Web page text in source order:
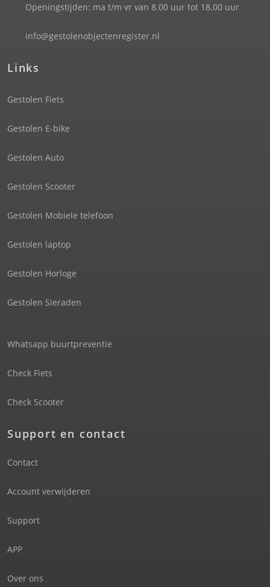
Openingstijden: ma t/m vr van 8.00 uur tot 18.00 uur
info@gestolenobjectenregister.nl
Links
Gestolen Fiets
Gestolen E-bike
Gestolen Auto
Gestolen Scooter
Gestolen Mobiele telefoon
Gestolen laptop
Gestolen Horloge
Gestolen Sieraden
Whatsapp buurtpreventie
Check Fiets
Check Scooter
Support en contact
Contact
Account verwijderen
Support
APP
Over ons